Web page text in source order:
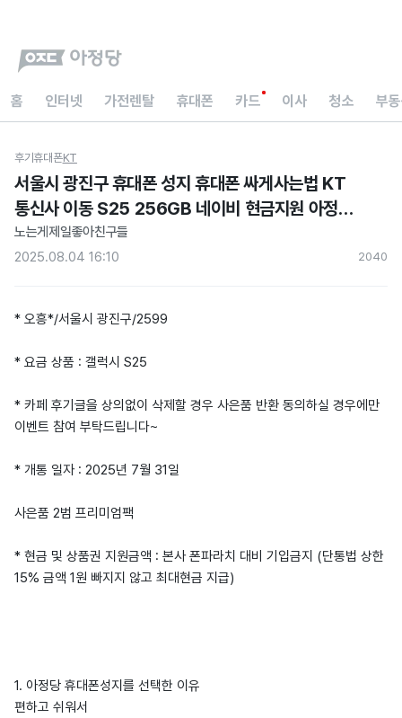
홈 인터넷 가전렌탈 휴대폰 카드 이사 청소 부
후기휴대폰KT
서울시 광진구 휴대폰 성지 휴대폰 싸게사는법 KT
통신사 이동 S25 256GB 네이비 현금지원 아정당
내돈내산후기
노는게제일좋아친구들
2025.08.04 16:10
2040
* 오흥*/서울시 광진구/2599
* 요금 상품 : 갤럭시 S25
* 카페 후기글을 상의없이 삭제할 경우 사은품 반환 동의하실 경우에만
이벤트 참여 부탁드립니다~
* 개통 일자 : 2025년 7월 31일
사은품 2범 프리미엄팩
* 현금 및 상품권 지원금액 : 본사 폰파라치 대비 기입금지 (단통법 상한
15% 금액 1원 빠지지 않고 최대현금 지급)
1. 아정당 휴대폰성지를 선택한 이유
편하고 쉬워서